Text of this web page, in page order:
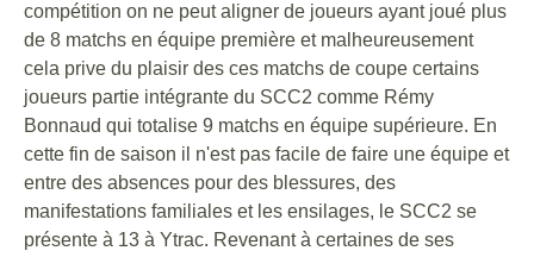
compétition on ne peut aligner de joueurs ayant joué plus
de 8 matchs en équipe première et malheureusement
cela prive du plaisir des ces matchs de coupe certains
joueurs partie intégrante du SCC2 comme Rémy
Bonnaud qui totalise 9 matchs en équipe supérieure. En
cette fin de saison il n'est pas facile de faire une équipe et
entre des absences pour des blessures, des
manifestations familiales et les ensilages, le SCC2 se
présente à 13 à Ytrac. Revenant à certaines de ses